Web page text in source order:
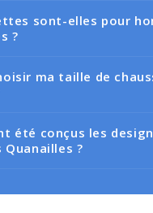
sont-elles pour
?
ma taille de
été conçus les
?